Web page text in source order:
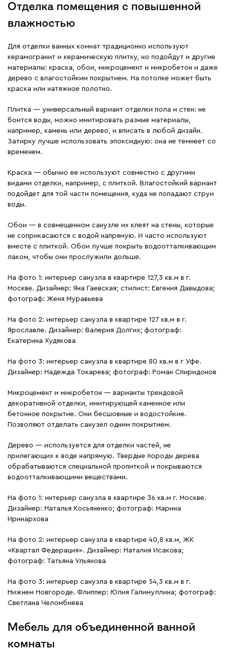
Отделка помещения с повышенной
влажностью
Для отделки ванных комнат традиционно используют
керамогранит и керамическую плитку, но подойдут и другие
материалы: краска, обои, микроцемент и микробетон и даже
дерево с влагостойким покрытием. На потолке может быть
краска или натяжное полотно.
Плитка — универсальный вариант отделки пола и стен: не
боится воды, можно имитировать разные материалы,
например, камень или дерево, и вписать в любой дизайн.
Затирку лучше использовать эпоксидную: она не темнеет со
временем.
Краска — обычно ее используют совместно с другими
видами отделки, например, с плиткой. Влагостойкий вариант
подойдет для той части помещения, куда не попадают струи
воды.
Обои — в совмещенном санузле их клеят на стены, которые
не соприкасаются с водой напрямую. И часто используют
вместе с плиткой. Обои лучше покрыть водоотталкивающим
лаком, чтобы они прослужили дольше.
На фото 1: интерьер санузла в квартире 127,3 кв.м в г.
Москве. Дизайнер: Яна Гаевская; стилист: Евгения Давыдова;
фотограф: Женя Муравьева
На фото 2: интерьер санузла в квартире 127 кв.м в г.
Ярославле. Дизайнер: Валерия Долгих; фотограф:
Екатерина Худякова
На фото 3: интерьер санузла в квартире 80 кв.м в г Уфе.
Дизайнер: Надежда Токарева; фотограф: Роман Спиридонов
Микроцемент и микробетон — варианты трендовой
декоративной отделки, имитирующей каменное или
бетонное покрытие. Они бесшовные и водостойкие.
Позволяют отделать санузел одним покрытием.
Дерево — используется для отделки частей, не
прилегающих к воде напрямую. Твердые породы дерева
обрабатываются специальной пропиткой и покрываются
водоотталкивающими веществами.
На фото 1: интерьер санузла в квартире 36 кв.м г. Москве.
Дизайнер: Наталья Косьяненко; фотограф: Марина
Иринархова
На фото 2: интерьер санузла в квартире 40,8 кв.м, ЖК
«Квартал Федерация». Дизайнер: Наталия Исакова;
фотограф: Татьяна Ульянова
На фото 3: интерьер санузла в квартире 54,3 кв.м в г.
Нижнем Новгороде. Флиппер: Юлия Галимуллина; фотограф:
Светлана Челомбиева
Мебель для объединенной ванной
комнаты